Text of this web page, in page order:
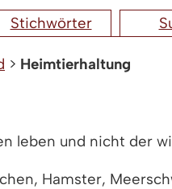
Stichwörter
> Heimtierhaltung
leben und nicht der
Hamster,